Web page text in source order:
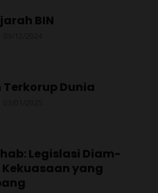
BIN
Dunia
Legislasi Diam-
yang